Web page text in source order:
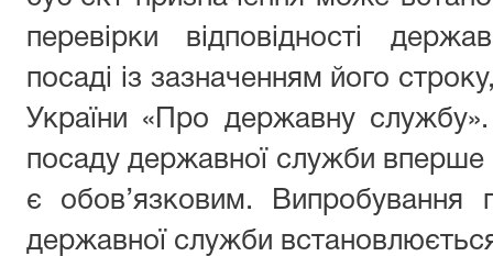
перевірки відповідності
посаді із зазначенням його
України «Про державну
посаду державної служби вперше
є обов’язковим. Випробування
державної служби